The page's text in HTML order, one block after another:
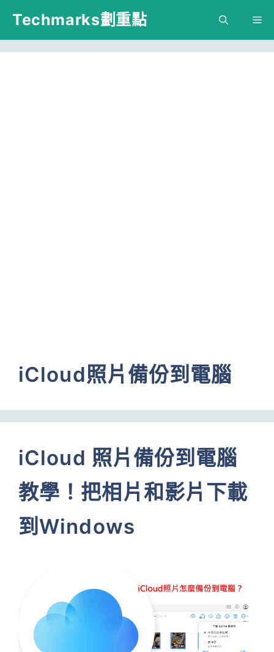
跳
主
Techmarks劃重點
iCloud照片備份到電腦
iCloud 照片備份到電腦
教學！把相片和影片下載
到Windows